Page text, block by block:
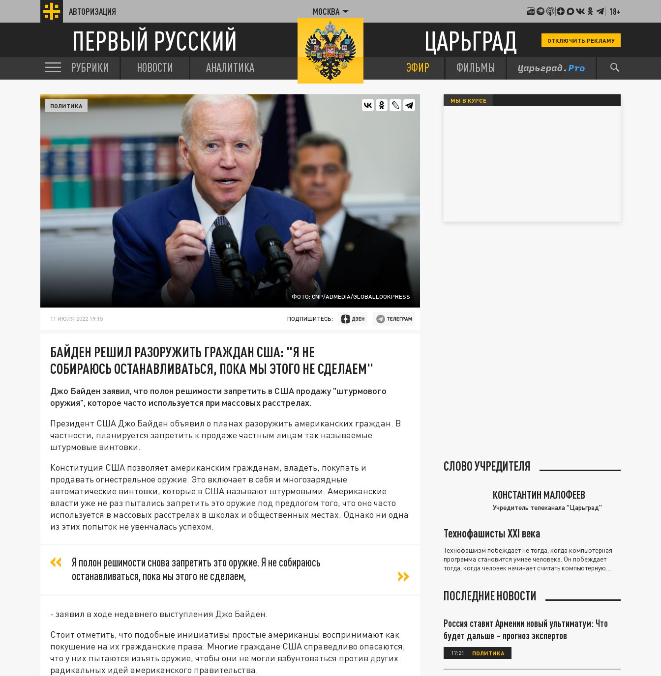
АВТОРИЗАЦИЯ МОСКВА 18+
ПЕРВЫЙ РУССКИЙ ЦАРЬГРАД ОТКЛЮЧИТЬ РЕКЛАМУ
РУБРИКИ НОВОСТИ АНАЛИТИКА ЭФИР ФИЛЬМЫ
ФОТО: CNP/ADMEDIA/GLOBALLOOKPRESS
ПОЛИТИКА
11 ИЮЛЯ 2022 19:15 ПОДПИШИТЕСЬ:
БАЙДЕН РЕШИЛ РАЗОРУЖИТЬ ГРАЖДАН США: "Я НЕ
СОБИРАЮСЬ ОСТАНАВЛИВАТЬСЯ, ПОКА МЫ ЭТОГО НЕ СДЕЛАЕМ"
Джо Байден заявил, что полон решимости запретить в США продажу "штурмового
оружия", которое часто используется при массовых расстрелах.
Президент США Джо Байден объявил о планах разоружить американских граждан. В
частности, планируется запретить к продаже частным лицам так называемые
штурмовые винтовки.
Конституция США позволяет американским гражданам, владеть, покупать и
продавать огнестрельное оружие. Это включает в себя и многозарядные
автоматические винтовки, которые в США называют штурмовыми. Американские
власти уже не раз пытались запретить это оружие под предлогом того, что оно часто
используется в массовых расстрелах в школах и общественных местах. Однако ни одна
из этих попыток не увенчалась успехом.
Я полон решимости снова запретить это оружие. Я не собираюсь
останавливаться, пока мы этого не сделаем,
- заявил в ходе недавнего выступления Джо Байден.
Стоит отметить, что подобные инициативы простые американцы воспринимают как
покушение на их гражданские права. Многие граждане США справедливо опасаются,
что у них пытаются изъять оружие, чтобы они не могли взбунтоваться против других
радикальных идей американского правительства.
МЫ В КУРСЕ
СЛОВО УЧРЕДИТЕЛЯ
КОНСТАНТИН МАЛОФЕЕВ
Учредитель телеканала "Царьград"
Технофашисты XXI века
Технофашизм побеждает не тогда, когда компьютерная
программа становится умнее человека. Он побеждает
тогда, когда человек начинает считать компьютерную
ПОСЛЕДНИЕ НОВОСТИ
Россия ставит Армении новый ультиматум: Что
будет дальше – прогноз экспертов
17:21 ПОЛИТИКА